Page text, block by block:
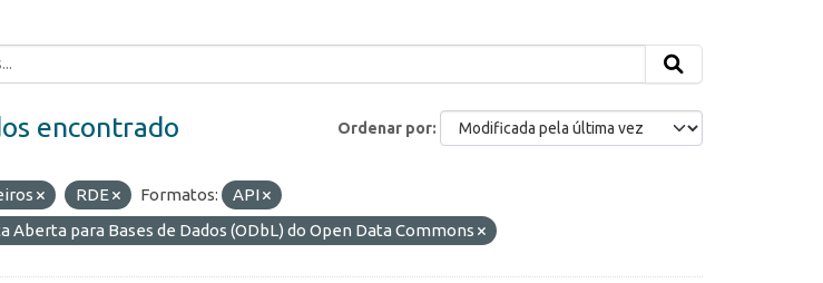
Ordenar por
encontrado
RDE Formatos:
API
Aberta para Bases de Dados (ODbL) do Open Data Commons